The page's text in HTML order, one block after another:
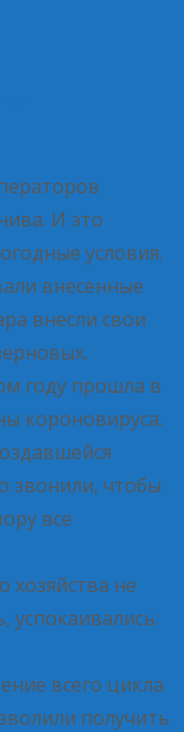
И это
условия.
внесенные
внесли свои
году прошла в
короновируса.
звонили, чтобы
все
хозяйства не
успокаивались:
всего цикла
получить